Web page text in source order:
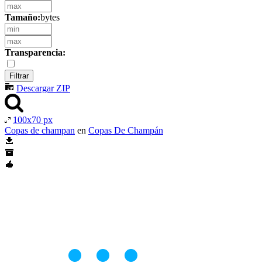
Tamaño:bytes
Transparencia:
Descargar ZIP
100x70 px
Copas de champan en Copas De Champán